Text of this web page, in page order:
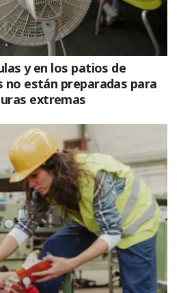
y en los patios de
no están preparadas para
extremas